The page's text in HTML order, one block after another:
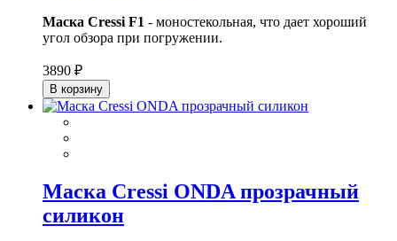
Маска Cressi F1 - моностекольная, что дает хороший
угол обзора при погружении.
3890 ₽
В корзину
Маска Cressi ONDA прозрачный
силикон